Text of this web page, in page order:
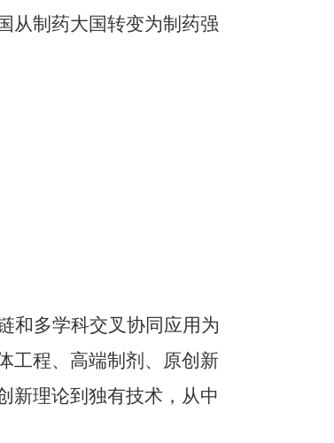
从制药大国转变为制药强
和多学科交叉协同应用为
工程、高端制剂、原创新
新理论到独有技术，从中